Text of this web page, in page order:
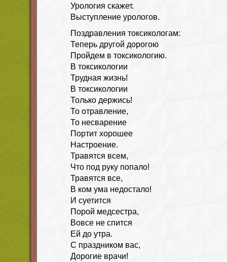
Урология скажет.
Выступление урологов.
Поздравления токсикологам:
Теперь другой дорогою
Пройдем в токсикологию.
В токсикологии
Трудная жизнь!
В токсикологии
Только держись!
То отравление,
То несварение
Портит хорошее
Настроение.
Травятся всем,
Что под руку попало!
Травятся все,
В ком ума недостало!
И суетится
Порой медсестра,
Вовсе не спится
Ей до утра.
С праздником вас,
Дорогие врачи!